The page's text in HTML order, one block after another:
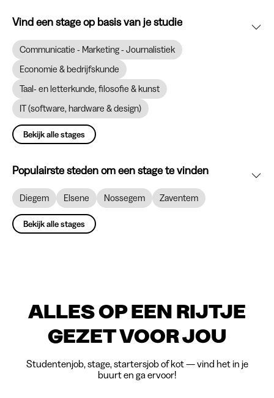
Vind een stage op basis van je studie
Communicatie - Marketing - Journalistiek
Economie & bedrijfskunde
Taal- en letterkunde, filosofie & kunst
IT (software, hardware & design)
Bekijk alle stages
Populairste steden om een stage te vinden
Diegem Elsene Nossegem Zaventem
Bekijk alle stages
ALLES OP EEN RIJTJE
GEZET VOOR JOU
Studentenjob, stage, startersjob of kot — vind het in je
buurt en ga ervoor!